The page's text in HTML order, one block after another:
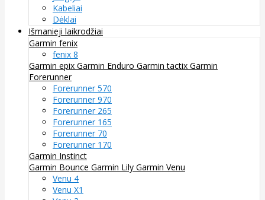
Kabeliai
Dėklai
Išmanieji laikrodžiai
Garmin fenix
fenix 8
Garmin epix Garmin Enduro Garmin tactix Garmin
Forerunner
Forerunner 570
Forerunner 970
Forerunner 265
Forerunner 165
Forerunner 70
Forerunner 170
Garmin Instinct
Garmin Bounce Garmin Lily Garmin Venu
Venu 4
Venu X1